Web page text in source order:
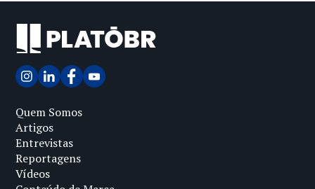
Quem Somos
Artigos
Entrevistas
Reportagens
Vídeos